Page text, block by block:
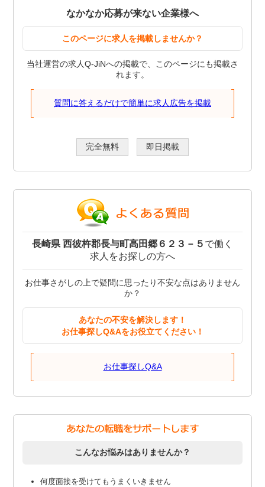
なかなか応募が来ない企業様へ
このページに求人を掲載しませんか？
当社運営の求人Q-JiNへの掲載で、このページにも掲載さ
れます。
質問に答えるだけで簡単に求人広告を掲載
完全無料 即日掲載
長崎県 西彼杵郡長与町高田郷６２３－５ で働く
求人をお探しの方へ
お仕事さがしの上で疑問に思ったり不安な点はありません
か？
あなたの不安を解決します！
お仕事探しQ&Aをお役立てください！
お仕事探しQ&A
こんなお悩みはありませんか？
何度面接を受けてもうまくいきません